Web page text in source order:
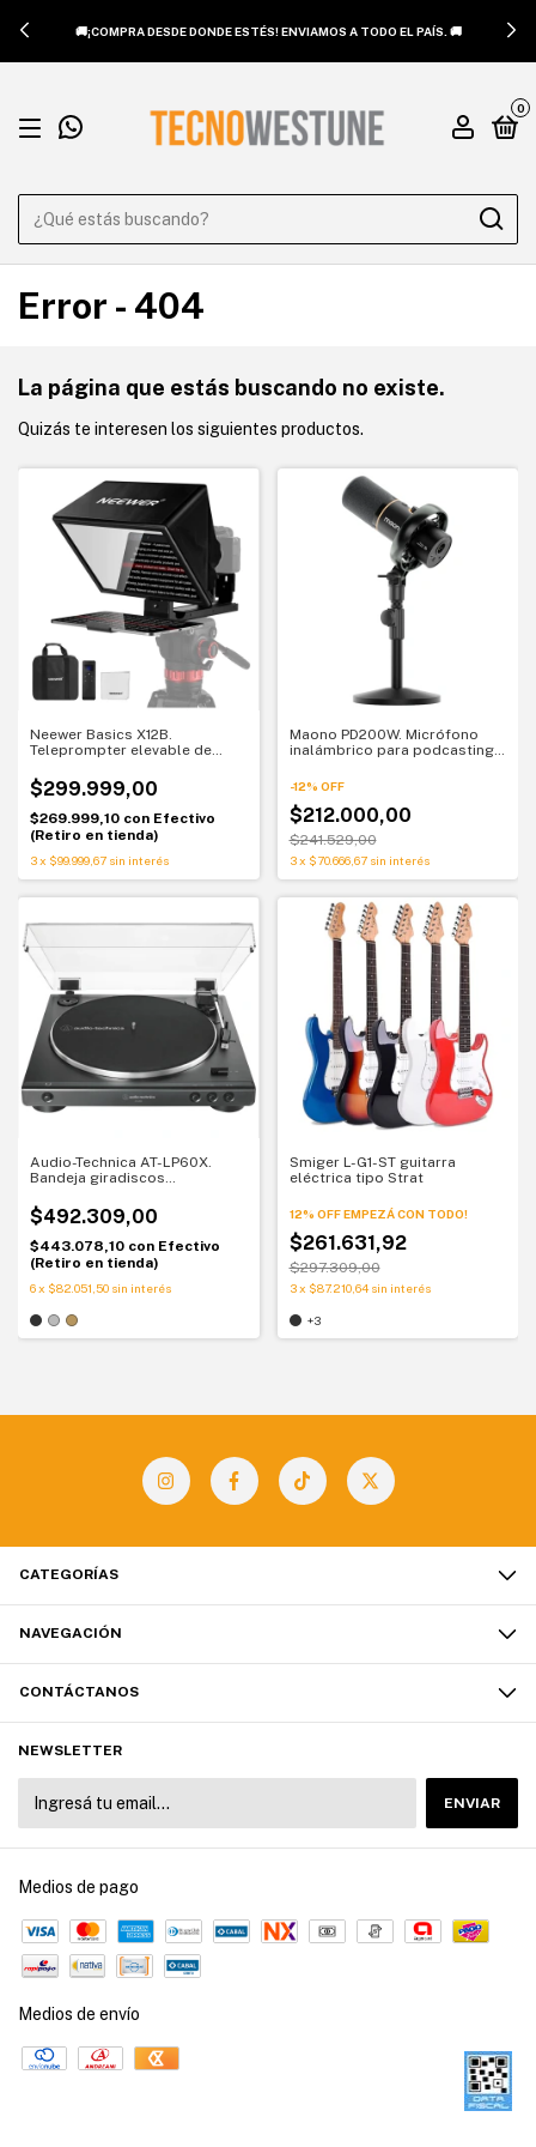
🚚¡COMPRA DESDE DONDE ESTÉS! ENVIAMOS A TODO EL PAÍS. 🚚
0
Error - 404
La página que estás buscando no existe.
Quizás te interesen los siguientes productos.
Neewer Basics X12B.
Teleprompter elevable de
cámara
$299.999,00
$269.999,10 con Efectivo
(Retiro en tienda)
3x $99.999,67 sin interés
Maono PD200W. Micrófono
inalámbrico para podcasting.
profesional
-12% OFF
$212.000,00
$241.529,00
3 x $70.666,67 sin interés
Audio-Technica AT-LP60X.
Bandeja giradiscos
complicaciones
$492.309,00
$443.078,10 con Efectivo
(Retiro en tienda)
6x $82.051,50 sin interés
Smiger L-G1-ST guitarra
eléctrica tipo Strat
12% OFF EMPEZÁ CON TODO!
$261.631,92
$297.309,00
3 x $87.210,64 sin interés
+3
CATEGORÍAS
NAVEGACIÓN
CONTÁCTANOS
NEWSLETTER
Medios de pago
Medios de envío